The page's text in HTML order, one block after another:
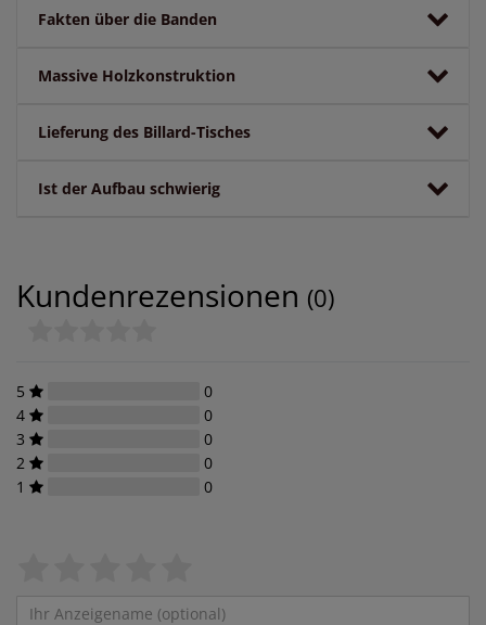
Fakten über die Banden
Massive Holzkonstruktion
Lieferung des Billard-Tisches
Ist der Aufbau schwierig
Kundenrezensionen (0)
5
0
4
0
3
0
2
0
1
0
von
von
von
von
von